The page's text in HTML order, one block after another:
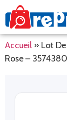
Accueil » Lot
Rose –